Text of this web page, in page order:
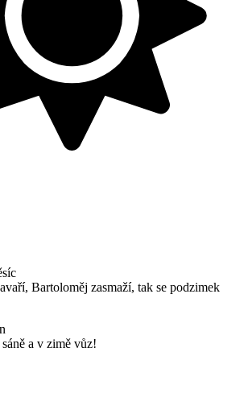
Bartoloměj zasmaží, tak se podzimek
a v zimě vůz!